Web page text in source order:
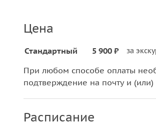
Цена
Стандартный 5 900 ₽ за
При любом способе оплаты
подтверждение на почту и (или)
Расписание